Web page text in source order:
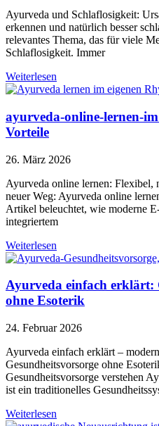
Ayurveda und Schlaflosigkeit:
erkennen und natürlich besser
relevantes Thema, das für viele
Schlaflosigkeit. Immer
Weiterlesen
ayurveda-online-lernen-
Vorteile
26. März 2026
Ayurveda online lernen: Flexibel,
neuer Weg: Ayurveda online
Artikel beleuchtet, wie moderne
integriertem
Weiterlesen
Ayurveda einfach erklärt:
ohne Esoterik
24. Februar 2026
Ayurveda einfach erklärt –
Gesundheitsvorsorge ohne
Gesundheitsvorsorge verstehen
ist ein traditionelles
Weiterlesen